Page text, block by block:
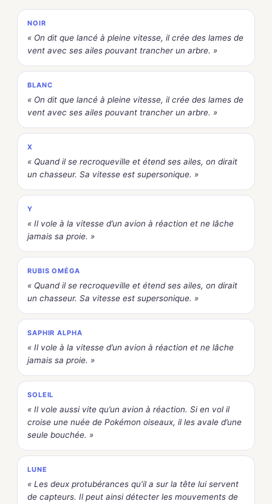
NOIR
« On dit que lancé à pleine vitesse, il crée des lames de
vent avec ses ailes pouvant trancher un arbre. »
BLANC
« On dit que lancé à pleine vitesse, il crée des lames de
vent avec ses ailes pouvant trancher un arbre. »
X
« Quand il se recroqueville et étend ses ailes, on dirait
un chasseur. Sa vitesse est supersonique. »
Y
« Il vole à la vitesse d’un avion à réaction et ne lâche
jamais sa proie. »
RUBIS OMÉGA
« Quand il se recroqueville et étend ses ailes, on dirait
un chasseur. Sa vitesse est supersonique. »
SAPHIR ALPHA
« Il vole à la vitesse d’un avion à réaction et ne lâche
jamais sa proie. »
SOLEIL
« Il vole aussi vite qu’un avion à réaction. Si en vol il
croise une nuée de Pokémon oiseaux, il les avale d’une
seule bouchée. »
LUNE
« Les deux protubérances qu’il a sur la tête lui servent
de capteurs. Il peut ainsi détecter les mouvements de